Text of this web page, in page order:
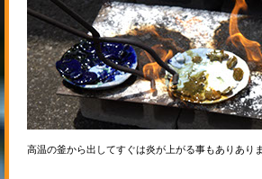
高温の釜から出してすぐは炎が上がる事もありあり